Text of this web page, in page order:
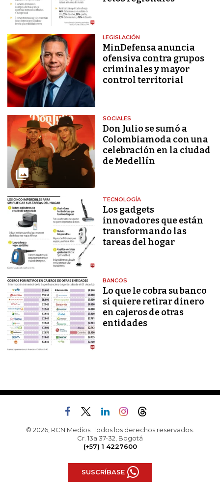
LEGISLACIÓN
MinDefensa anuncia
ofensiva contra grupos
criminales y mayor
control territorial
SOCIALES
Don Julio se sumó a
Colombiamoda con una
celebración en la ciudad
de Medellín
TECNOLOGÍA
Los gadgets
innovadores que están
transformando las
tareas del hogar
BANCOS
Lo que le cobra su banco
si quiere retirar dinero
en cajeros de otras
entidades
© 2026, RCN Medios. Todos los derechos reservados.
Cr. 13a 37-32, Bogotá
(+57) 1 4227600
SUSCRÍBASE